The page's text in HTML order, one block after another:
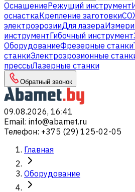
ОснащениеРежущий инструмент
оснасткаКрепление заготовки
электроэрозииДля лазера
инструментГибочный инструмент
ОборудованиеФрезерные станки
станкиЭлектроэрозионные
прессыЛазерные станки
Обратный звонок
09.08.2026, 16:41
Email: info@abamet.ru
Телефон: +375 (29) 125-02-05
Главная
Оборудование